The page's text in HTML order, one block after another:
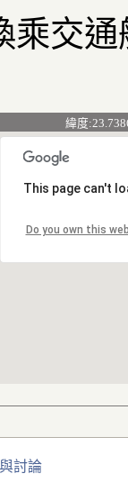
乘交
緯度
This page can't
Do you own this
討論